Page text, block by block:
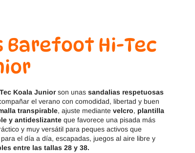
Walk Titanitos
Zapy
Barefoot Hi-Tec
Koala Juniorson unas sandalias respetuosas
el verano con comodidad, libertad y buen
transpirable, ajuste mediante velcro, plantilla
y antideslizante que favorece una pisada más
y muy versátil para peques activos que
el día a día, escapadas, juegos al aire libre y
entre las tallas 28 y 38.